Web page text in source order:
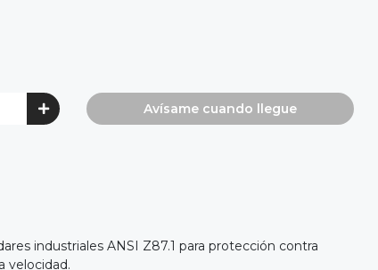
Avísame cuando llegue
industriales ANSI Z87.1 para protección contra
velocidad.